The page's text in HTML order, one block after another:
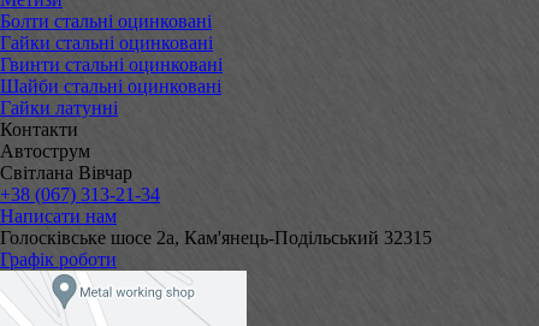
Болти стальні оцинковані
Гайки стальні оцинковані
Гвинти стальні оцинковані
Шайби стальні оцинковані
Гайки латунні
Контакти
Автострум
Світлана Вівчар
+38 (067) 313-21-34
Написати нам
Голосківське шосе 2а, Кам'янець-Подільський 32315
Графік роботи